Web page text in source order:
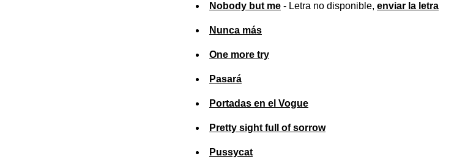
Nobody but me - Letra no disponible, enviar la letra
Nunca más
One more try
Pasará
Portadas en el Vogue
Pretty sight full of sorrow
Pussycat